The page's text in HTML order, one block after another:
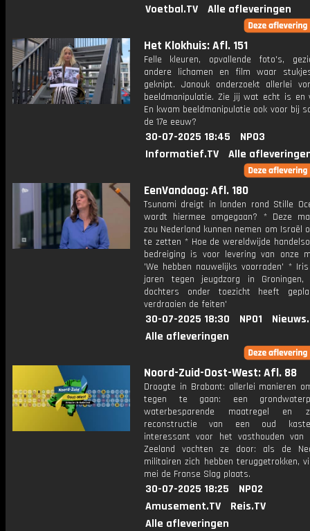
Voetbal.TV
Alle afleveringen
Het Klokhuis: Afl. 151
Felle kleuren, opvallende foto's,
andere lichamen en film waar
geknipt. Janouk onderzoekt allerlei
beeldmanipulatie. Zie jij wat echt is en
En kwam beeldmanipulatie ook voor bij
de 17e eeuw?
30-07-2025 18:45
NPO3
Informatief.TV
Alle
EenVandaag: Afl. 180
Tsunami dreigt in landen rond Stille
wordt hiermee omgegaan? * Deze
zou Nederland kunnen nemen om Israël
te zetten * Hoe de wereldwijde
bedreiging is voor levering van onze
'We hebben nauwelijks voorraden' *
jaren tegen jeugdzorg in
dochters onder toezicht heeft
verdraaien de feiten'
30-07-2025 18:30 NPO1
Alle afleveringen
Noord-Zuid-Oost-West: Afl. 88
Droogte in Brabant: allerlei manieren
tegen te gaan: een
waterbesparende maatregel en
reconstructie van een oud
interessant voor het vasthouden van
Zeeland vochten ze door: als de
militairen zich hebben teruggetrokken,
mei de Franse Slag plaats.
30-07-2025 18:25
NPO2
Amusement.TV
Reis.TV
Alle afleveringen